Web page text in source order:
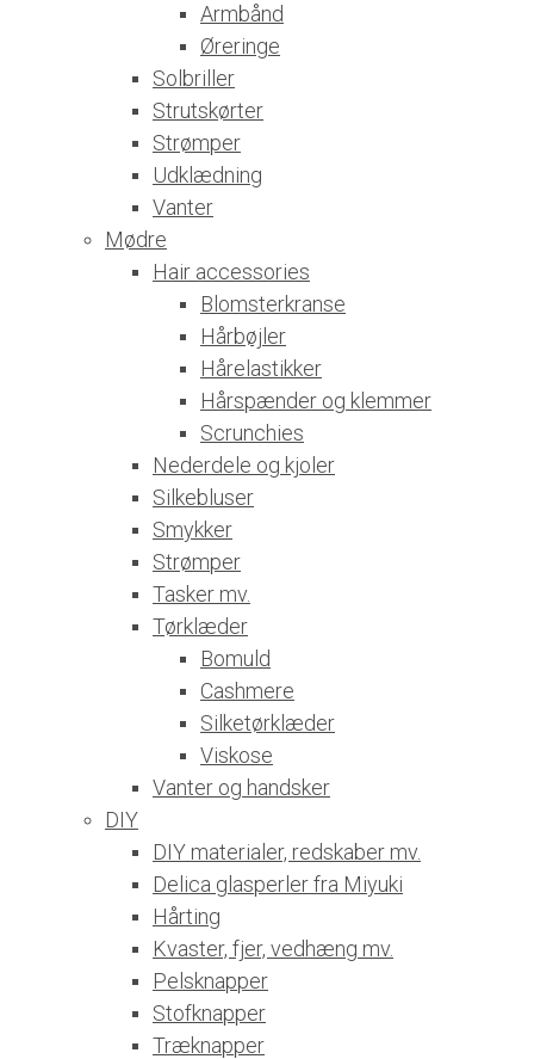
Armbånd
Øreringe
Solbriller
Strutskørter
Strømper
Udklædning
Vanter
Mødre
Hair accessories
Blomsterkranse
Hårbøjler
Hårelastikker
Hårspænder og klemmer
Scrunchies
Nederdele og kjoler
Silkebluser
Smykker
Strømper
Tasker mv.
Tørklæder
Bomuld
Cashmere
Silketørklæder
Viskose
Vanter og handsker
DIY
DIY materialer, redskaber mv.
Delica glasperler fra Miyuki
Hårting
Kvaster, fjer, vedhæng mv.
Pelsknapper
Stofknapper
Træknapper